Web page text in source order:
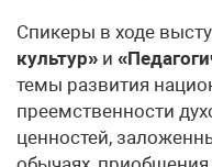
Спикеры в ходе
культур» и
темы развития
преемственности
ценностей,